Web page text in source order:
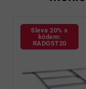
Sleva 20% s
kódem:
RADOST20